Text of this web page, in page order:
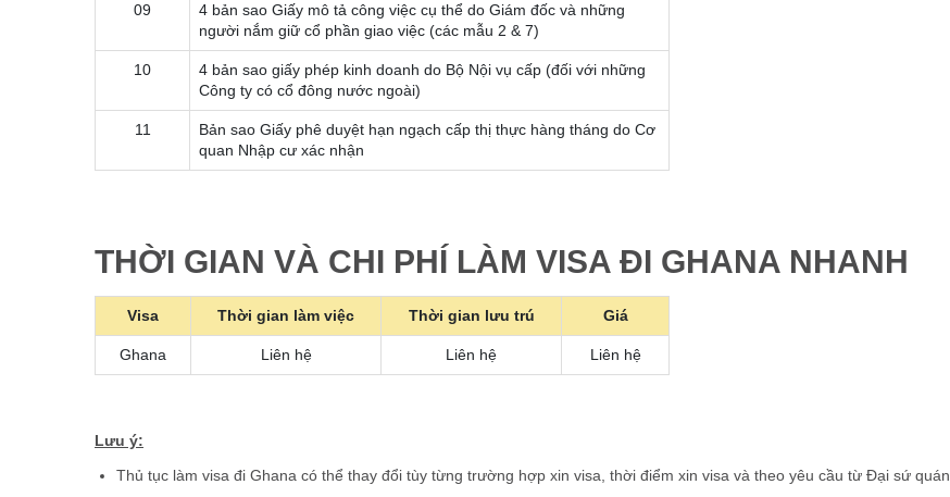
09
4 bản sao Giấy mô tả công việc cụ thể do Giám đốc và những
người nắm giữ cổ phần giao việc (các mẫu 2 & 7)
10
4 bản sao giấy phép kinh doanh do Bộ Nội vụ cấp (đối với những
Công ty có cổ đông nước ngoài)
11
Bản sao Giấy phê duyệt hạn ngạch cấp thị thực hàng tháng do Cơ
quan Nhập cư xác nhận
THỜI GIAN VÀ CHI PHÍ LÀM VISA ĐI GHANA NHANH
Visa Thời gian làm việc Thời gian lưu trú Giá
Ghana Liên hệ Liên hệ Liên hệ
Lưu ý:
Thủ tục làm visa đi Ghana có thể thay đổi tùy từng trường hợp xin visa, thời điểm xin visa và theo yêu cầu từ Đại sứ quán.